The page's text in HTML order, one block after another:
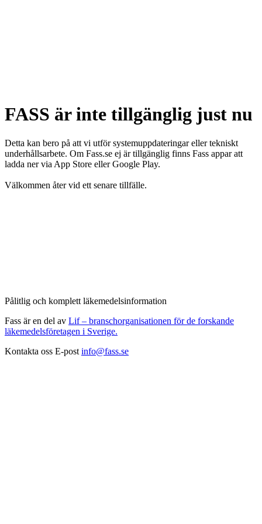
FASS är inte tillgänglig just nu
Detta kan bero på att vi utför systemuppdateringar eller tekniskt
underhållsarbete. Om Fass.se ej är tillgänglig finns Fass appar att
ladda ner via App Store eller Google Play.
Välkommen åter vid ett senare tillfälle.
Pålitlig och komplett läkemedelsinformation
Fass är en del av Lif – branschorganisationen för de forskande
läkemedelsföretagen i Sverige.
Kontakta oss E-post info@fass.se